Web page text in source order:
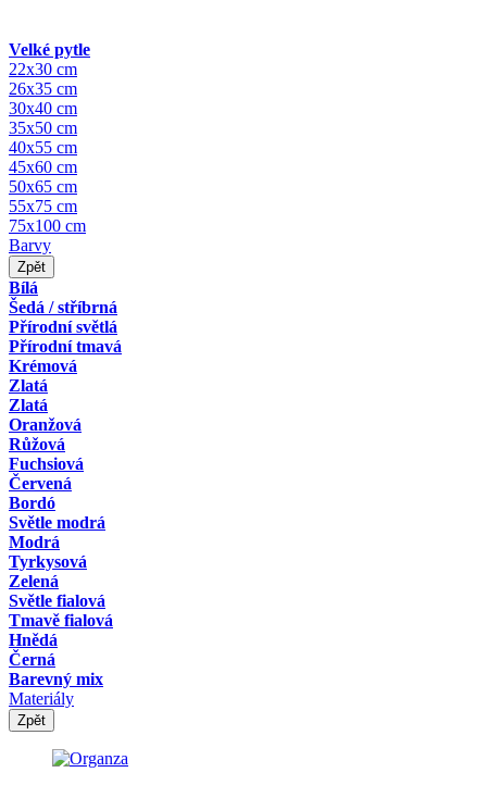
Velké pytle
22x30 cm
26x35 cm
30x40 cm
35x50 cm
40x55 cm
45x60 cm
50x65 cm
55x75 cm
75x100 cm
Barvy
Zpět
Bílá
Šedá / stříbrná
Přírodní světlá
Přírodní tmavá
Krémová
Zlatá
Zlatá
Oranžová
Růžová
Fuchsiová
Červená
Bordó
Světle modrá
Modrá
Tyrkysová
Zelená
Světle fialová
Tmavě fialová
Hnědá
Černá
Barevný mix
Materiály
Zpět